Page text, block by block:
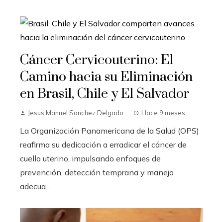
Cáncer Cervicouterino: El
Camino hacia su Eliminación
en Brasil, Chile y El Salvador
Jesus Manuel Sanchez Delgado Hace 9 meses
La Organización Panamericana de la Salud (OPS)
reafirma su dedicación a erradicar el cáncer de
cuello uterino, impulsando enfoques de
prevención, detección temprana y manejo
adecua...